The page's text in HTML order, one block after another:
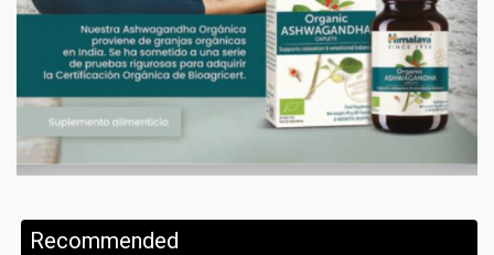
Recommended